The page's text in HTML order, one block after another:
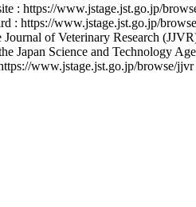
: https://www.jstage.jst.go.jp/
: https://www.jstage.jst.go.jp/
Journal of Veterinary Research
Japan Science and Technology
www.jstage.jst.go.jp/browse/jjvr